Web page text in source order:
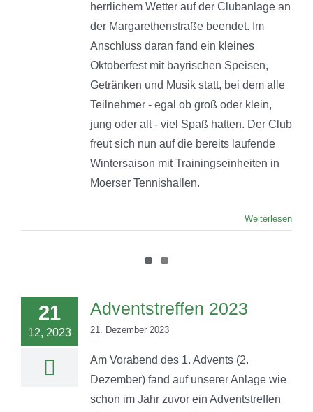
herrlichem Wetter auf der Clubanlage an
der Margarethenstraße beendet. Im
Anschluss daran fand ein kleines
Oktoberfest mit bayrischen Speisen,
Getränken und Musik statt, bei dem alle
Teilnehmer - egal ob groß oder klein,
jung oder alt - viel Spaß hatten. Der Club
freut sich nun auf die bereits laufende
Wintersaison mit Trainingseinheiten in
Moerser Tennishallen.
Weiterlesen
21
12, 2023
Adventstreffen 2023
21. Dezember 2023
Am Vorabend des 1. Advents (2.
Dezember) fand auf unserer Anlage wie
schon im Jahr zuvor ein Adventstreffen